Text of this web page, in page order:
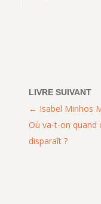
Isabel Minhos
Où va-t-on quand
disparaît ?